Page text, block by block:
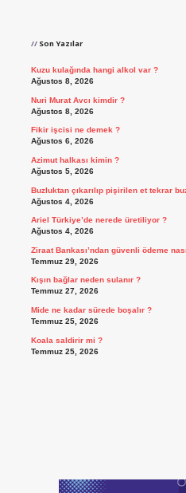
Son Yazılar
Kuzu kulağında hangi alkol var ?
Ağustos 8, 2026
Nuri Murat Avcı kimdir ?
Ağustos 8, 2026
Fikir işcisi ne demek ?
Ağustos 6, 2026
Azimut halkası kimin ?
Ağustos 5, 2026
Buzluktan çıkarılıp pişirilen et tekrar
Ağustos 4, 2026
Ariel Türkiye’de nerede üretiliyor ?
Ağustos 4, 2026
Ziraat Bankası’ndan güvenli ödeme
Temmuz 29, 2026
Kışın bağlar neden sulanır ?
Temmuz 27, 2026
Mide ne kadar sürede boşalır ?
Temmuz 25, 2026
Koala saldirir mi ?
Temmuz 25, 2026